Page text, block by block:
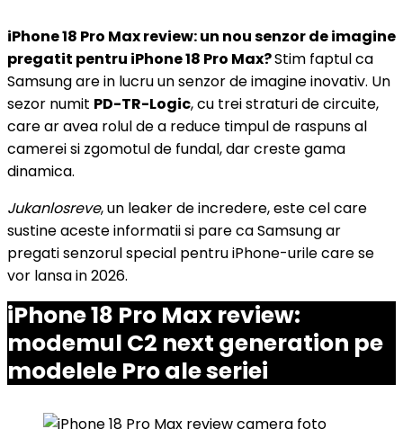
iPhone 18 Pro Max review: un nou senzor de imagine
pregatit pentru iPhone 18 Pro Max?Stim faptul ca
Samsung are in lucru un senzor de imagine inovativ. Un
sezor numit PD-TR-Logic, cu trei straturi de circuite,
care ar avea rolul de a reduce timpul de raspuns al
camerei si zgomotul de fundal, dar creste gama
dinamica.
Jukanlosreve, un leaker de incredere, este cel care
sustine aceste informatii si pare ca Samsung ar
pregati senzorul special pentru iPhone-urile care se
vor lansa in 2026.
iPhone 18 Pro Max review:
modemul C2 next generation pe
modelele Pro ale seriei